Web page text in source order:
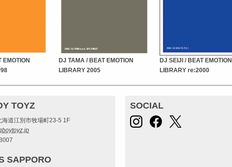
EMOTION
DJ TAMA / BEAT EMOTION
LIBRARY 2005
DJ SEIJI / BEAT EMOTION
LIBRARY re:2000
TOYZ
道江別市牧場町23-5 1F
SAPPORO
SOCIAL